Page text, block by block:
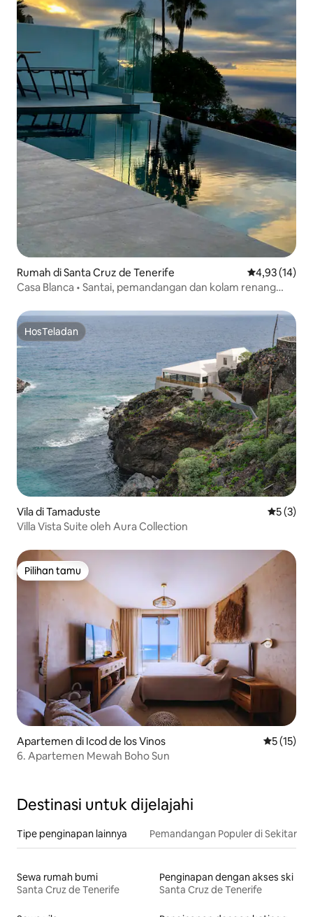
Rumah di Santa Cruz de Tenerife Nilai rata-rata
4,93 (14)
Casa Blanca • Santai, pemandangan dan kolam renang
HosTeladan
HosTeladan
Vila di Tamaduste Nilai
5 (3)
Villa Vista Suite oleh Aura Collection
Pilihan tamu
Pilihan tamu
Apartemen di Icod de los Vinos Nilai rata-
5 (15)
6. Apartemen Mewah Boho Sun
Destinasi untuk dijelajahi
Tipe penginapan lainnya Pemandangan Populer di Sekitar
Sewa rumah bumi
Santa Cruz de Tenerife
Penginapan dengan akses ski
Santa Cruz de Tenerife